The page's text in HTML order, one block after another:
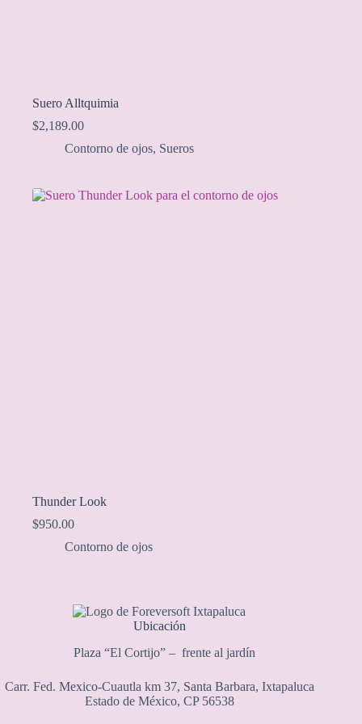
Suero Alltquimia
$2,189.00
Contorno de ojos, Sueros
Thunder Look
$950.00
Contorno de ojos
Ubicación
Plaza “El Cortijo” – frente al jardín
Carr. Fed. Mexico-Cuautla km 37, Santa Barbara, Ixtapaluca
Estado de México, CP 56538